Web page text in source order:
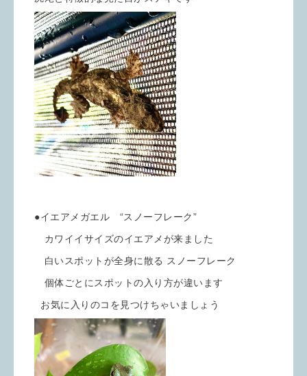
●イエアメガエル “スノーフレーク”
カワイイサイズのイエアメが来ました
白いスポットが全身に散る スノーフレーク
個体ごとにスポットの入り方が違います
お気に入りのコを見つけちゃいましょう